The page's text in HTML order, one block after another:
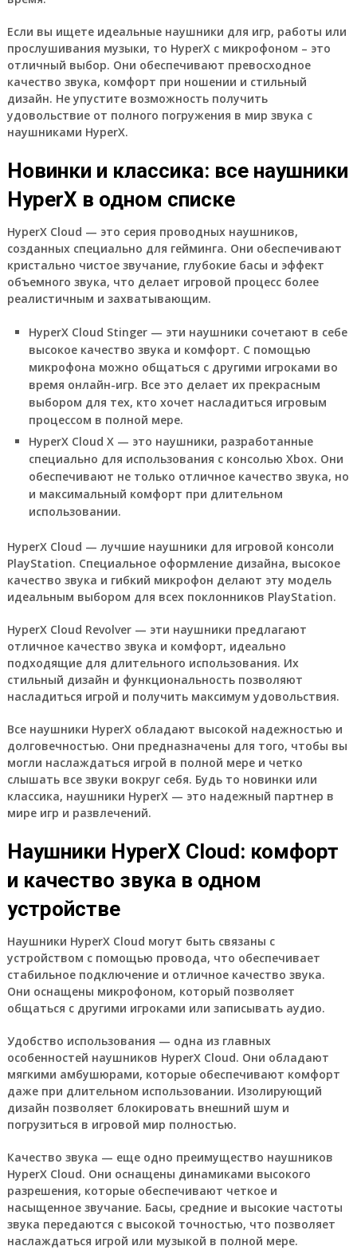
Если вы ищете идеальные наушники для игр, работы или
прослушивания музыки, то HyperX с микрофоном – это
отличный выбор. Они обеспечивают превосходное
качество звука, комфорт при ношении и стильный
дизайн. Не упустите возможность получить
удовольствие от полного погружения в мир звука с
наушниками HyperX.
Новинки и классика: все наушники
HyperX в одном списке
HyperX Cloud — это серия проводных наушников,
созданных специально для гейминга. Они обеспечивают
кристально чистое звучание, глубокие басы и эффект
объемного звука, что делает игровой процесс более
реалистичным и захватывающим.
HyperX Cloud Stinger — эти наушники сочетают в себе
высокое качество звука и комфорт. С помощью
микрофона можно общаться с другими игроками во
время онлайн-игр. Все это делает их прекрасным
выбором для тех, кто хочет насладиться игровым
процессом в полной мере.
HyperX Cloud X — это наушники, разработанные
специально для использования с консолью Xbox. Они
обеспечивают не только отличное качество звука, но
и максимальный комфорт при длительном
использовании.
HyperX Cloud — лучшие наушники для игровой консоли
PlayStation. Специальное оформление дизайна, высокое
качество звука и гибкий микрофон делают эту модель
идеальным выбором для всех поклонников PlayStation.
HyperX Cloud Revolver — эти наушники предлагают
отличное качество звука и комфорт, идеально
подходящие для длительного использования. Их
стильный дизайн и функциональность позволяют
насладиться игрой и получить максимум удовольствия.
Все наушники HyperX обладают высокой надежностью и
долговечностью. Они предназначены для того, чтобы вы
могли наслаждаться игрой в полной мере и четко
слышать все звуки вокруг себя. Будь то новинки или
классика, наушники HyperX — это надежный партнер в
мире игр и развлечений.
Наушники HyperX Cloud: комфорт
и качество звука в одном
устройстве
Наушники HyperX Cloud могут быть связаны с
устройством с помощью провода, что обеспечивает
стабильное подключение и отличное качество звука.
Они оснащены микрофоном, который позволяет
общаться с другими игроками или записывать аудио.
Удобство использования — одна из главных
особенностей наушников HyperX Cloud. Они обладают
мягкими амбушюрами, которые обеспечивают комфорт
даже при длительном использовании. Изолирующий
дизайн позволяет блокировать внешний шум и
погрузиться в игровой мир полностью.
Качество звука — еще одно преимущество наушников
HyperX Cloud. Они оснащены динамиками высокого
разрешения, которые обеспечивают четкое и
насыщенное звучание. Басы, средние и высокие частоты
звука передаются с высокой точностью, что позволяет
наслаждаться игрой или музыкой в полной мере.